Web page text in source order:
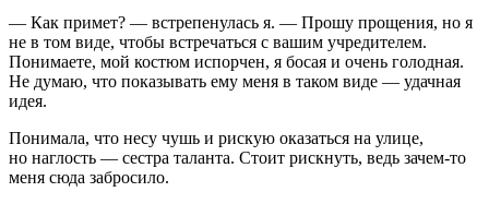
— Как примет? — встрепенулась я. — Прошу прощения, но я
не в том виде, чтобы встречаться с вашим учредителем.
Понимаете, мой костюм испорчен, я босая и очень голодная.
Не думаю, что показывать ему меня в таком виде — удачная
идея.
Понимала, что несу чушь и рискую оказаться на улице,
но наглость — сестра таланта. Стоит рискнуть, ведь зачем-то
меня сюда забросило.